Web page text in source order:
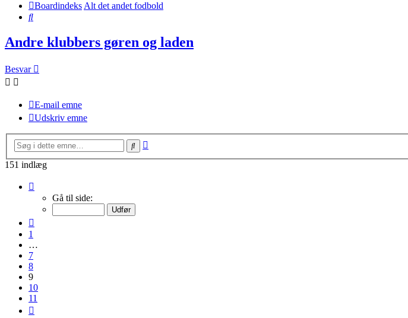
BoardindeksAlt det andet fodbold
Søg
Andre klubbers gøren og laden
Besvar
E-mail emne
Udskriv emne
Søg
151 indlæg
Gå til side:
1
…
7
8
9
10
11